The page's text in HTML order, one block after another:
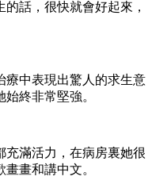
話，很快就會好起來，
療中表現出驚人的求生意
終非常堅強。
充滿活力，在病房裏她很
畫和講中文。